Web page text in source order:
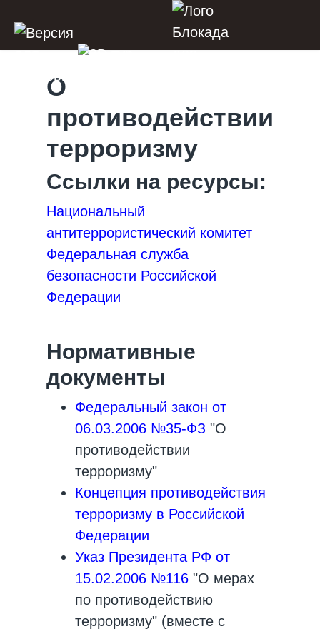
О
противодействии
терроризму
Ссылки на ресурсы:
Национальный
антитеррористический комитет
Федеральная служба
безопасности Российской
Федерации
Нормативные
документы
Федеральный закон от
06.03.2006 №35-ФЗ "О
противодействии
терроризму"
Концепция противодействия
терроризму в Российской
Федерации
Указ Президента РФ от
15.02.2006 №116 "О мерах
по противодействию
терроризму" (вместе с